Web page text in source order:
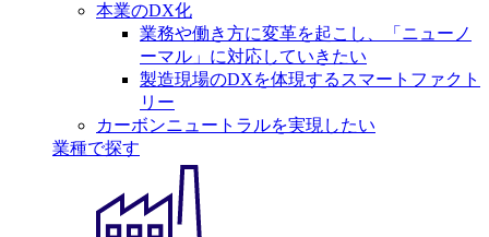
本業のDX化
業務や働き方に変革を起こし、「ニューノ
ーマル」に対応していきたい
製造現場のDXを体現するスマートファクト
リー
カーボンニュートラルを実現したい
業種で探す